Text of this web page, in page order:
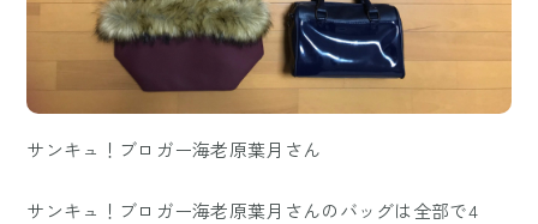
サンキュ！ブロガー海老原葉月さん
サンキュ！ブロガー海老原葉月さんのバッグは全部で4